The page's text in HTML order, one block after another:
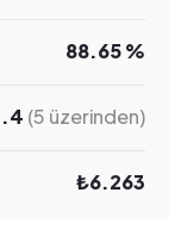
88.65 %
(5 üzerinden)
₺6.263